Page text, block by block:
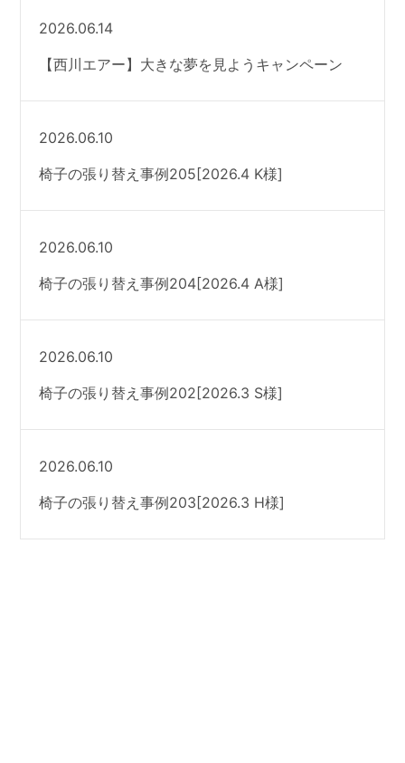
2026.06.14
【西川エアー】大きな夢を見ようキャンペーン
2026.06.10
椅子の張り替え事例205[2026.4 K様]
2026.06.10
椅子の張り替え事例204[2026.4 A様]
2026.06.10
椅子の張り替え事例202[2026.3 S様]
2026.06.10
椅子の張り替え事例203[2026.3 H様]